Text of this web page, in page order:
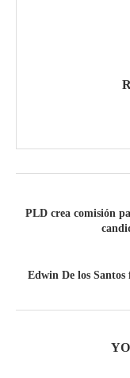
PLD crea comisión
Edwin De los Santos